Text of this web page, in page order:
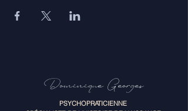
Dominique Georges
PSYCHOPRATICIENNE